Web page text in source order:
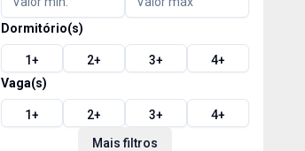
Dormitório(s)
1+ 2+ 3+ 4+
Vaga(s)
1+ 2+ 3+ 4+
Mais filtros